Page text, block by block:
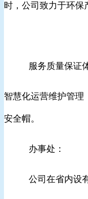
时，公司致力于环保
服务质量保证
智慧化运营维护管理
安全帽。
办事处：
公司在省内设